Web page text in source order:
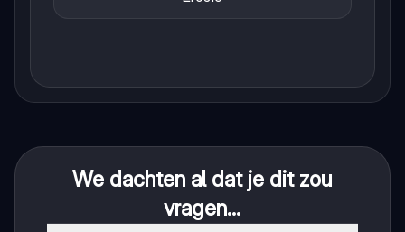
We dachten al dat je dit zou
vragen...